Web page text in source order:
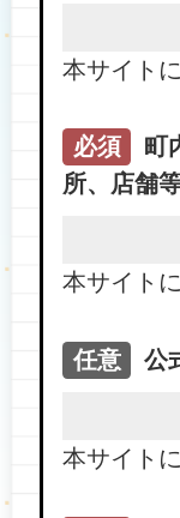
本サイト
必須
町
所、店舗
本サイト
任意 公
本サイト